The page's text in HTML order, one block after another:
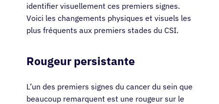
identifier visuellement ces premiers signes.
Voici les changements physiques et visuels les
plus fréquents aux premiers stades du CSI.
Rougeur persistante
L’un des premiers signes du cancer du sein que
beaucoup remarquent est une rougeur sur le